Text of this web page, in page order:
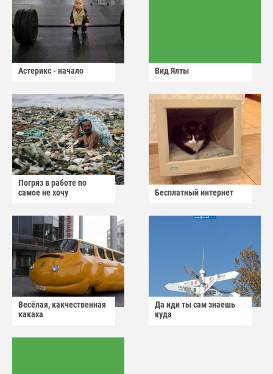
Астерикс - начало Вид Ялты
Погряз в работе по
самое не хочу
Бесплатный интернет
Весёлая, какчественная
какаха
Да иди ты сам знаешь
куда